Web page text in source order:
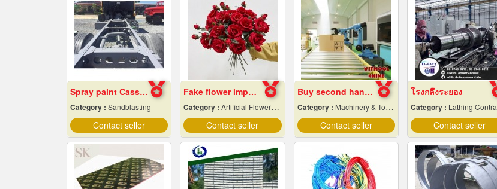
Spray paint Cassie cars, Chonburi
Category : Sandblasting
Contact seller
Fake flower import factory
Category : Artificial Flowers & Plants
Contact seller
Buy second hand industrial machinery
Category : Machinery & Tools-New
Contact seller
โรงกลึงระยอง
Category : Lathing Contractors
Contact seller